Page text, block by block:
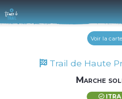
Voir la carte
Trail de Haute
Marche
ITRA